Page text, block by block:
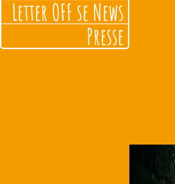
Letter OFF se News
Presse